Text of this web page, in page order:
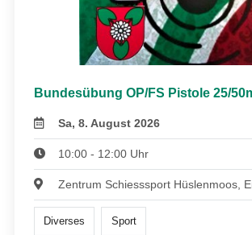
Bundesübung OP/FS Pistole 25/
Sa, 8. August 2026
10:00 - 12:00 Uhr
Zentrum Schiesssport Hüslenmoos,
Diverses Sport